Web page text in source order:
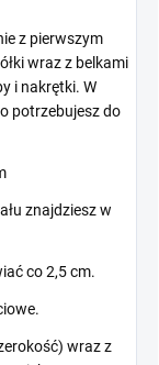
z pierwszym
wraz z belkami
i nakrętki. W
potrzebujesz do
znajdziesz w
co 2,5 cm.
wraz z